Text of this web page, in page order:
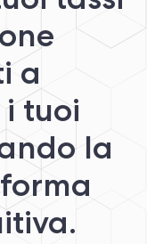
a
tuoi
la